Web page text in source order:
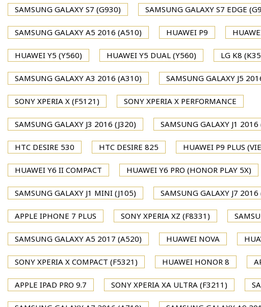
SAMSUNG GALAXY S7 (G930) SAMSUNG GALAXY S7 EDGE
SAMSUNG GALAXY A5 2016 (A510) HUAWEI P9
HUAWEI Y5 (Y560) HUAWEI Y5 DUAL (Y560) LG K8
SAMSUNG GALAXY A3 2016 (A310) SAMSUNG GALAXY J5
SONY XPERIA X (F5121) SONY XPERIA X PERFORMANCE
SAMSUNG GALAXY J3 2016 (J320) SAMSUNG GALAXY J1 2016
HTC DESIRE 530 HTC DESIRE 825 HUAWEI P9 PLUS
HUAWEI Y6 II COMPACT HUAWEI Y6 PRO (HONOR PLAY 5X)
SAMSUNG GALAXY J1 MINI (J105) SAMSUNG GALAXY J7 2016
APPLE IPHONE 7 PLUS SONY XPERIA XZ (F8331)
SAMSUNG GALAXY A5 2017 (A520) HUAWEI NOVA
SONY XPERIA X COMPACT (F5321) HUAWEI HONOR 8
APPLE IPAD PRO 9.7 SONY XPERIA XA ULTRA (F3211)